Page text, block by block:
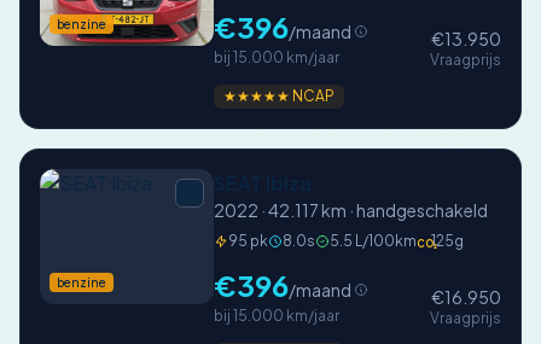
benzine €396/maand
bij 15.000 km/jaar
€13.950
Vraagprijs
★★★★★ NCAP
benzine
2022 · 42.117 km · handgeschakeld
95 pk 8.0s 5.5 L/100kmCO₂125g
€396/maand
bij 15.000 km/jaar
€16.950
Vraagprijs